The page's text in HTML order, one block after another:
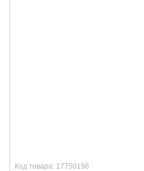
Код товара: 17750196